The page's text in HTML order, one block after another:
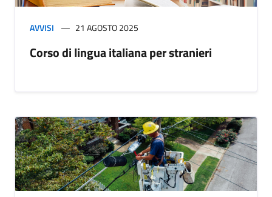
AVVISI 21 AGOSTO 2025
Corso di lingua italiana per stranieri